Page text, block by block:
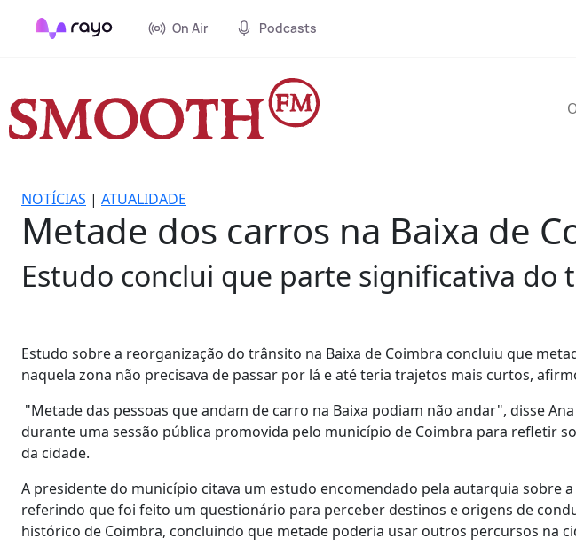
On Air Podcasts
NOTÍCIAS | ATUALIDADE
Metade dos carros na Baixa de
Estudo conclui que parte significativa do
Estudo sobre a reorganização do trânsito na Baixa de Coimbra concluiu que
naquela zona não precisava de passar por lá e até teria trajetos mais curtos,
"Metade das pessoas que andam de carro na Baixa podiam não andar", disse
durante uma sessão pública promovida pelo município de Coimbra para refletir
da cidade.
A presidente do município citava um estudo encomendado pela autarquia sobre
referindo que foi feito um questionário para perceber destinos e origens de
histórico de Coimbra, concluindo que metade poderia usar outros percursos na